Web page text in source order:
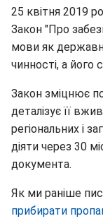
25 квітня 2019
Закон "Про
мови як
чинності, а його
Закон зміцнює
деталізує її
регіональних і
діяти через 30
документа.
Як ми раніше
прибирати